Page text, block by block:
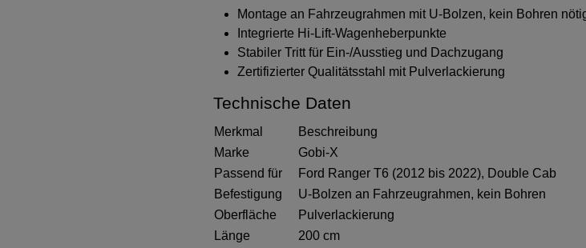
Montage an Fahrzeugrahmen mit U-Bolzen, kein Bohren
Integrierte Hi-Lift-Wagenheberpunkte
Stabiler Tritt für Ein-/Ausstieg und Dachzugang
Zertifizierter Qualitätsstahl mit Pulverlackierung
Technische Daten
Merkmal
Beschreibung
Marke
Gobi-X
Passend für
Ford Ranger T6 (2012 bis 2022), Double Cab
Befestigung
U-Bolzen an Fahrzeugrahmen, kein Bohren
Oberfläche
Pulverlackierung
Länge
200 cm